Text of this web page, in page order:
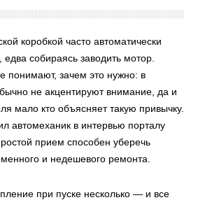
коробкой часто автоматически
собираясь заводить мотор.
понимают, зачем это нужно: в
не акцентируют внимание, да и
мало кто объясняет такую привычку.
автомеханик в интервью порталу
прием способен уберечь
и недешевого ремонта.
при пуске несколько — и все